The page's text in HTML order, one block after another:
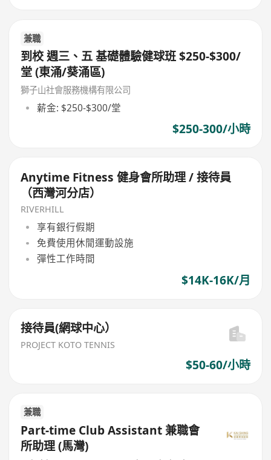
兼職
到校 週三、五 基礎體驗健球班 $250-$300/
堂 (東涌/葵涌區)
獅子山社會服務機構有限公司
薪金: $250-$300/堂
$250-300/小時
Anytime Fitness 健身會所助理 / 接待員
（西灣河分店）
RIVERHILL
享有銀行假期
免費使用休閒運動設施
彈性工作時間
$14K-16K/月
接待員(網球中心）
PROJECT KOTO TENNIS
$50-60/小時
兼職
Part-time Club Assistant 兼職會
所助理 (馬灣)